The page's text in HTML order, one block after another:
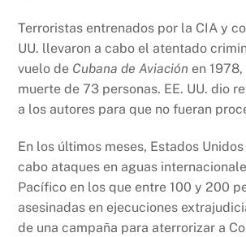
Terroristas entrenados por la CIA y
UU. llevaron a cabo el atentado
vuelo de Cubana de Aviación en
muerte de 73 personas. EE. UU. dio
a los autores para que no fueran
En los últimos meses, Estados
cabo ataques en aguas
Pacífico en los que entre 100 y 200
asesinadas en ejecuciones
de una campaña para aterrorizar a